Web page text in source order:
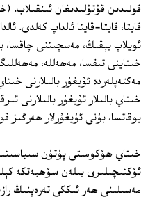
قولىدىن قۇتۇلىدىغان ئىنقىلاب.
قايتا، قايتا-قايتا ئالداپ كەلدى.
ئويلاپ بېقىڭ، مەسچىتنى چاقسا،
خىتاينى تىقسا، مەھەللە،
مەكتەپلەردە ئۇيغۇر بالىلارنى
خىتاي بالىلار ئۇيغۇر بالىلارنى
يوقاتسا، بۇنى ئۇيغۇرلار ھەرگىز
خىتاي ھۆكۈمىتى پۈتۈن
ئۆكتىچىلىرى بىلەن سۆھبەتكە
مەسىلىنى ھەر ئىككى تەرەپنىڭ